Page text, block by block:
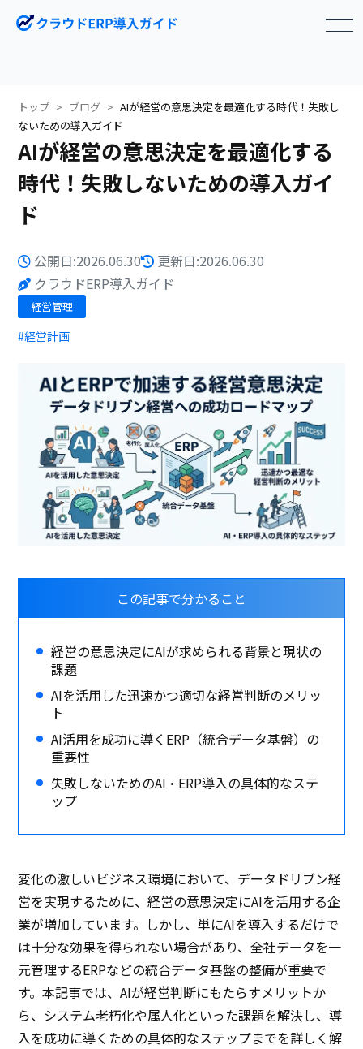
toggle navigation
トップ ブログ
AIが経営の意思決定を最適化する時代！失敗し
ないための導入ガイド
AIが経営の意思決定を最適化する
時代！失敗しないための導入ガイ
ド
経営管理
公開日:2026.06.30
更新日:2026.06.30
クラウドERP導入ガイド
#経営計画
この記事で分かること
経営の意思決定にAIが求められる背景と現状の
課題
AIを活用した迅速かつ適切な経営判断のメリッ
ト
AI活用を成功に導くERP（統合データ基盤）の
重要性
失敗しないためのAI・ERP導入の具体的なステ
ップ
変化の激しいビジネス環境において、データドリブン経
営を実現するために、経営の意思決定にAIを活用する企
業が増加しています。しかし、単にAIを導入するだけで
は十分な効果を得られない場合があり、全社データを一
元管理するERPなどの統合データ基盤の整備が重要で
す。本記事では、AIが経営判断にもたらすメリットか
ら、システム老朽化や属人化といった課題を解決し、導
入を成功に導くための具体的なステップまでを詳しく解